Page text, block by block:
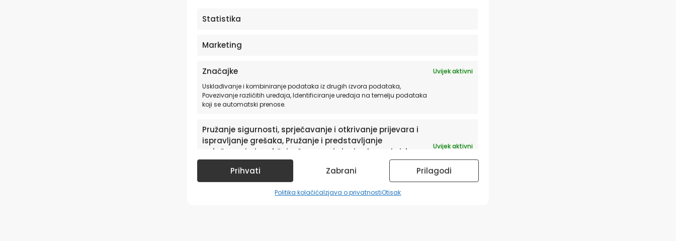
Statistika
Marketing
Značajke
Uvijek aktivni
Usklađivanje i kombiniranje podataka iz drugih izvora podataka,
Povezivanje različitih uređaja, Identificiranje uređaja na temelju podataka
koji se automatski prenose.
Pružanje sigurnosti, sprječavanje i otkrivanje prijevara i
ispravljanje grešaka, Pružanje i predstavljanje
oglašavanja i sadržaja, Spremanje i priopćavanje izbora
u pogledu privatnosti.
Uvijek aktivni
Prihvati Zabrani Prilagodi
Politika kolačićaIzjava o privatnostiOtisak